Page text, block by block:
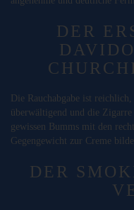
DER
Die Rauchabgabe ist
überwältigend und die
gewissen Bumms mit den
Gegengewicht zur Creme
DER